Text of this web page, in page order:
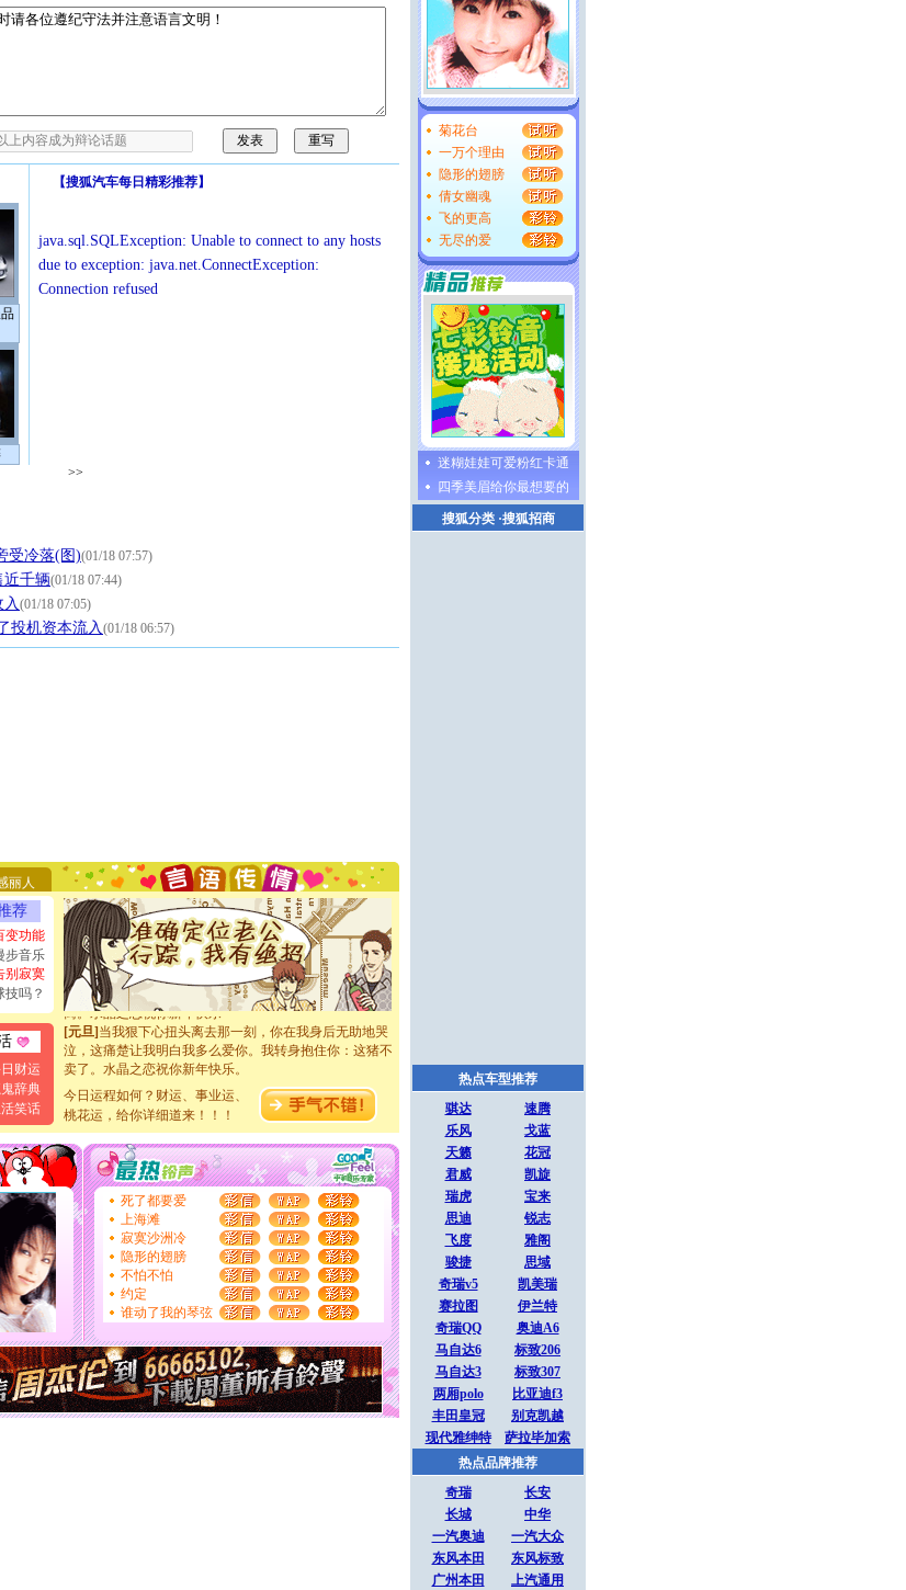
【搜狐汽车每日精彩推荐】
java.sql.SQLException: Unable to connect to any hosts
due to exception: java.net.ConnectException:
Connection refused
>>
受冷落(图)(01/18 07:57)
近千辆(01/18 07:44)
(01/18 07:05)
投机资本流入(01/18 06:57)
丽人
荐
变功能
步音乐
别寂寞
技吗？
财运
辞典
笑话
[圣诞节] 奉上一颗祝福的心,在这个特别的日子里,愿幸福,
如意,快乐,鲜花,一切美好的祝愿与你同在.圣诞快乐!
[元旦]看到你我会触电；看不到你我要充电；没有你我会
断电。爱你是我职业，想你是我事业，抱你是我特长，吻
你是我专业！水晶之恋祝你新年快乐
[元旦]如果上天让我许三个愿望，一是今生今世和你在一
起；二是再生再世和你在一起；三是三生三世和你不再分
离。水晶之恋祝你新年快乐
[元旦] 当我狠下心扭头离去那一刻，你在我身后无助地哭
泣，这痛楚让我明白我多么爱你。我转身抱住你：这猪不
卖了。水晶之恋祝你新年快乐。
[春节]
风柔雨润好月圆，半岛铁盒伴身边，每日尽显开心
颜！冬去春来似水如烟，劳碌人生需尽欢！听一曲轻歌，
道一声平安！新年吉祥万事如愿
[春节]传说薰衣草有四片叶子：第一片叶子是信仰，第二
片叶子是希望，第三片叶子是爱情，第四片叶子是幸运。
送你一棵薰衣草，愿你新年快乐！
[圣诞节]圣诞节到了，想想没什么送给你的，又不打算给
你太多，只有给你五千万：千万快乐！千万要健康！千万
要平安！千万要知足！千万不要忘记我！
[圣诞节]
不只这样的日子才会想起你,而是这样的日子才
能正大光明地骚扰你,告诉你,圣诞要快乐!新年要快乐!天
天都要快乐噢!
[圣诞节]
奉上一颗祝福的心,在这个特别的日子里,愿幸福,
如意,快乐,鲜花,一切美好的祝愿与你同在.圣诞快乐!
[元旦]看到你我会触电；看不到你我要充电；没有你我会
断电。爱你是我职业，想你是我事业，抱你是我特长，吻
你是我专业！水晶之恋祝你新年快乐
[元旦]如果上天让我许三个愿望，一是今生今世和你在一
起；二是再生再世和你在一起；三是三生三世和你不再分
今日运程如何？财运、事业运、
桃花运，给你详细道来！！！
死了都要爱
上海滩
寂寞沙洲冷
隐形的翅膀
不怕不怕
约定
谁动了我的琴弦
菊花台
一万个理由
隐形的翅膀
倩女幽魂
飞的更高
无尽的爱
迷糊娃娃可爱粉红卡通
四季美眉给你最想要的
搜狐分类·搜狐招商
热点车型推荐
骐达
速腾
乐风
戈蓝
天籁
花冠
君威
凯旋
瑞虎
宝来
思迪
锐志
飞度
雅阁
骏捷
思域
奇瑞v5
凯美瑞
赛拉图
伊兰特
奇瑞QQ
奥迪A6
马自达6
标致206
马自达3
标致307
两厢polo
比亚迪f3
丰田皇冠
别克凯越
现代雅绅特
萨拉毕加索
热点品牌推荐
奇瑞
长安
长城
中华
一汽奥迪
一汽大众
东风本田
东风标致
广州本田
上汽通用